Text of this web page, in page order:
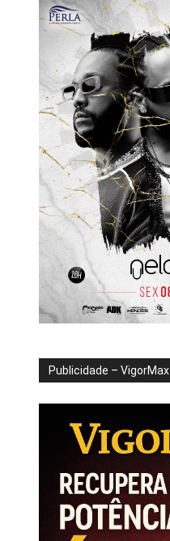
Publicidade – VigorMax